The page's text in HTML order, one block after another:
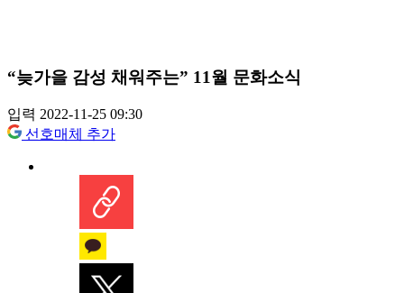
“늦가을 감성 채워주는” 11월 문화소식
입력 2022-11-25 09:30
선호매체 추가